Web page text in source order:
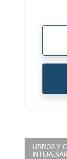
LIBROS Y